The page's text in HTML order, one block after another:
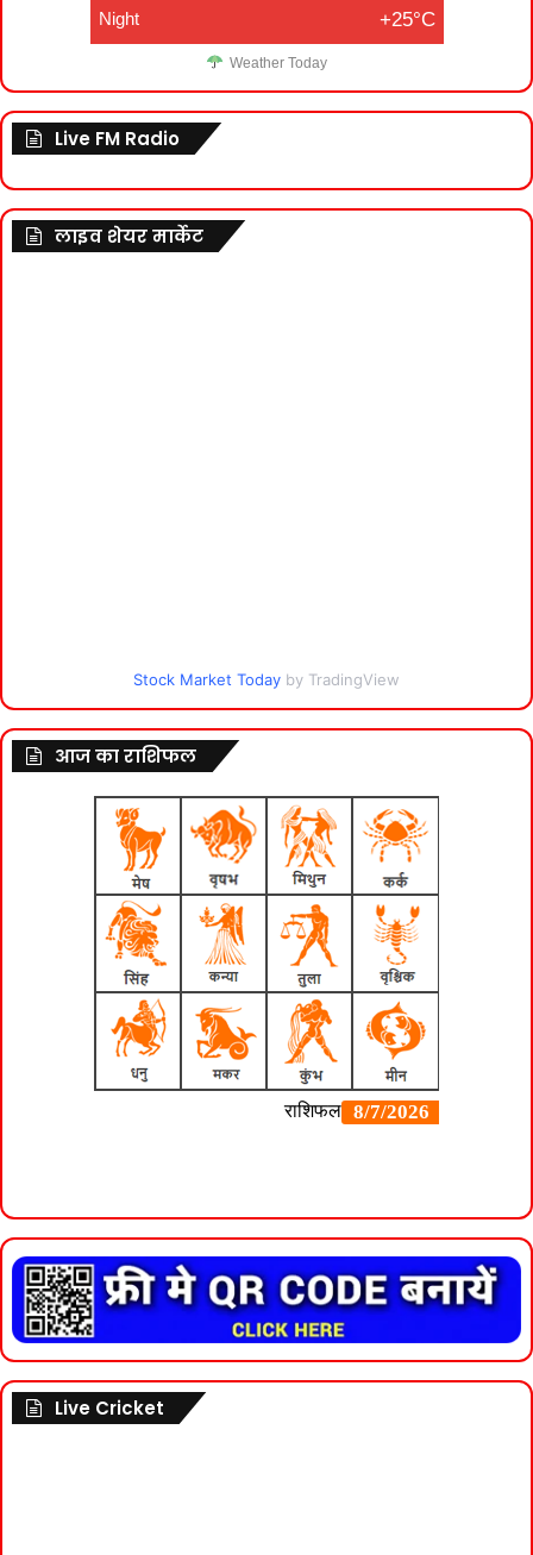
Night +25°C
Weather Today
Live FM Radio
लाइव शेयर मार्केट
Stock Market Today by TradingView
आज का राशिफल
Live Cricket